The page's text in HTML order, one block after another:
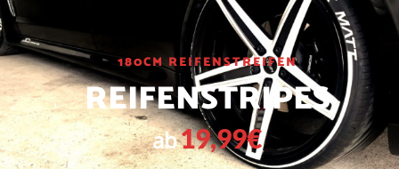
180CM REIFENSTREIFEN
REIFENSTRIPES
ab19,99€